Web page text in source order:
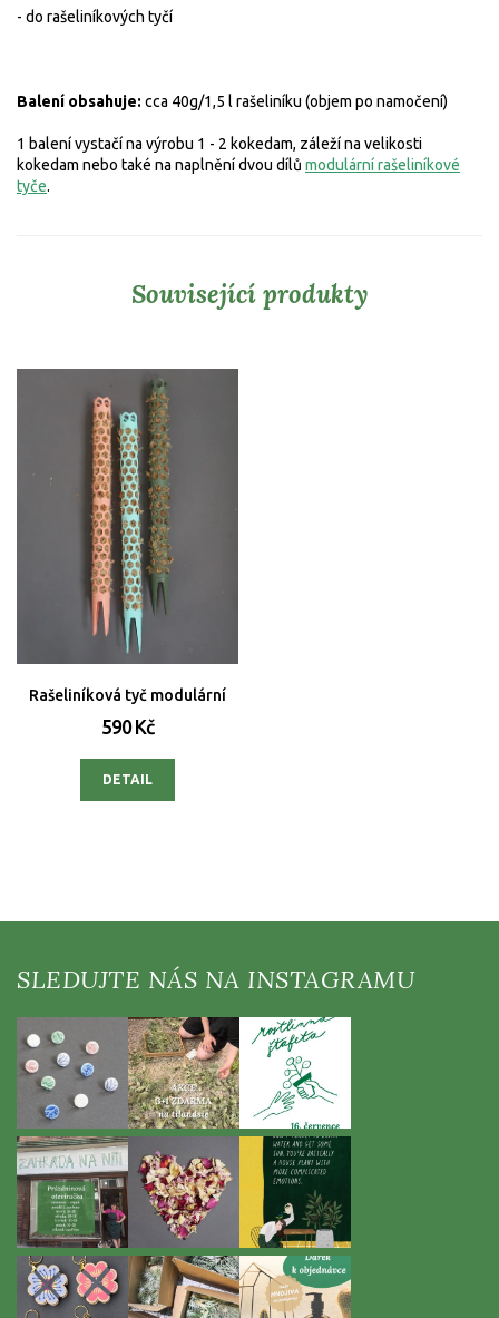
Související produkty
Rašeliníková tyč modulární
590 Kč
DETAIL
- do rašeliníkových tyčí
Balení obsahuje: cca 40g/1,5 l rašeliníku (objem po namočení)
1 balení vystačí na výrobu 1 - 2 kokedam, záleží na velikosti
kokedam nebo také na naplnění dvou dílů modulární rašeliníkové
tyče.